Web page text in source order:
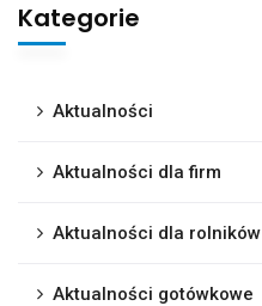
Kategorie
Aktualności
Aktualności dla firm
Aktualności dla rolników
Aktualności gotówkowe